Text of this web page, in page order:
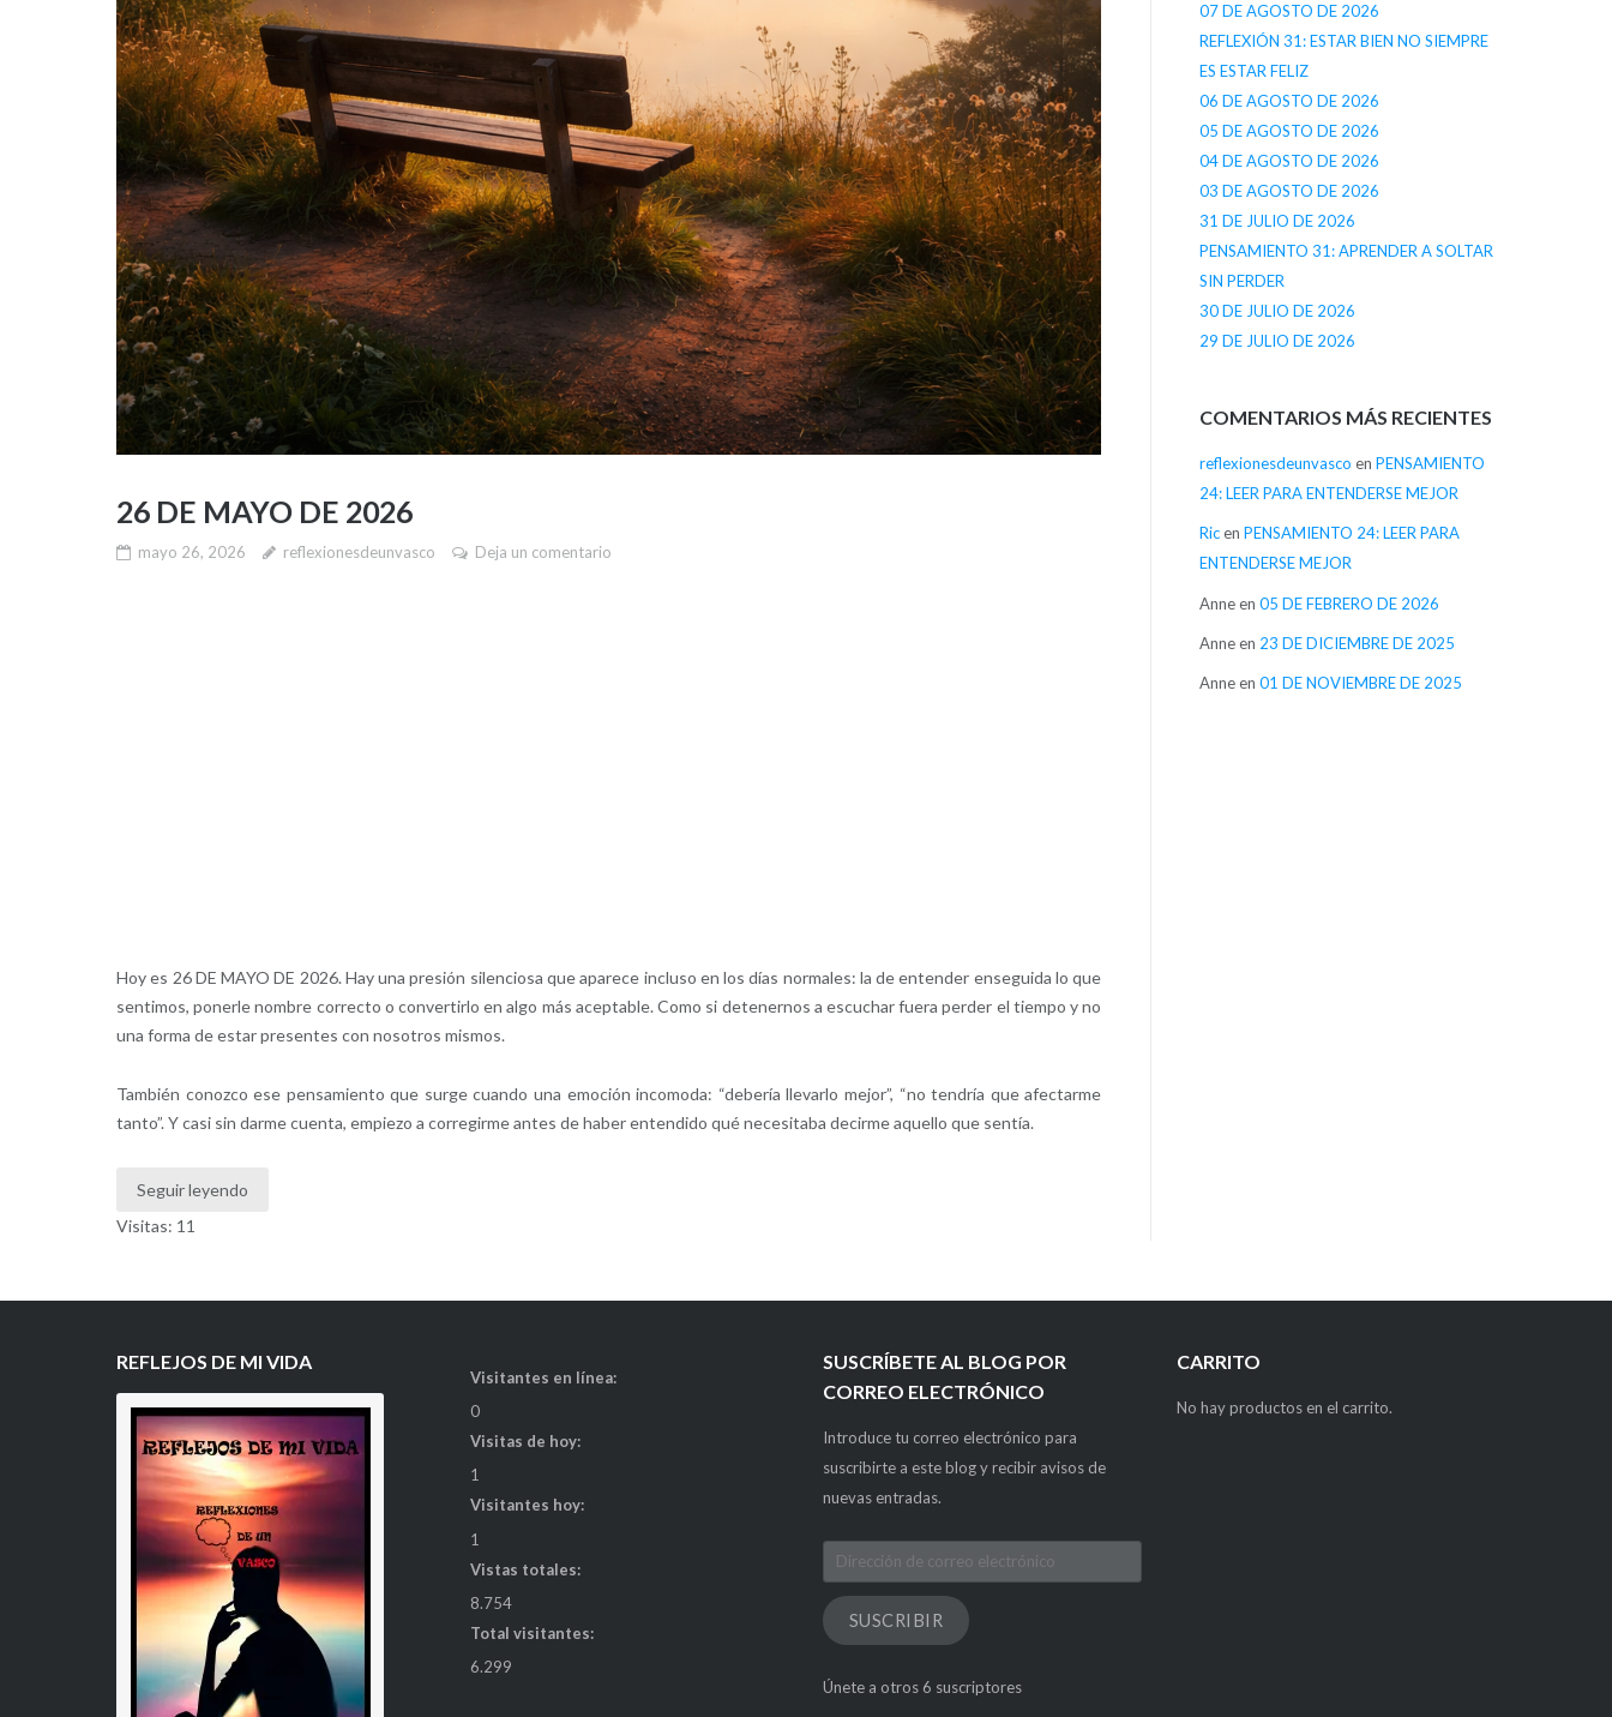
26 DE MAYO DE 2026
mayo 26, 2026 reflexionesdeunvasco Deja un comentario
Hoy es 26 DE MAYO DE 2026. Hay una presión silenciosa que aparece incluso en los días normales: la de entender enseguida lo que
sentimos, ponerle nombre correcto o convertirlo en algo más aceptable. Como si detenernos a escuchar fuera perder el tiempo y no
una forma de estar presentes con nosotros mismos.
También conozco ese pensamiento que surge cuando una emoción incomoda: “debería llevarlo mejor”, “no tendría que afectarme
tanto”. Y casi sin darme cuenta, empiezo a corregirme antes de haber entendido qué necesitaba decirme aquello que sentía.
Seguir leyendo
Visitas: 11
07 DE AGOSTO DE 2026
REFLEXIÓN 31: ESTAR BIEN NO SIEMPRE
ES ESTAR FELIZ
06 DE AGOSTO DE 2026
05 DE AGOSTO DE 2026
04 DE AGOSTO DE 2026
03 DE AGOSTO DE 2026
31 DE JULIO DE 2026
PENSAMIENTO 31: APRENDER A SOLTAR
SIN PERDER
30 DE JULIO DE 2026
29 DE JULIO DE 2026
COMENTARIOS MÁS RECIENTES
reflexionesdeunvasco en PENSAMIENTO
24: LEER PARA ENTENDERSE MEJOR
Ricen PENSAMIENTO 24: LEER PARA
ENTENDERSE MEJOR
Anneen 05 DE FEBRERO DE 2026
Anneen 23 DE DICIEMBRE DE 2025
Anneen 01 DE NOVIEMBRE DE 2025
REFLEJOS DE MI VIDA
Visitantes en línea:
0
Visitas de hoy:
1
Visitantes hoy:
1
Vistas totales:
8.754
Total visitantes:
6.299
SUSCRÍBETE AL BLOG POR
CORREO ELECTRÓNICO
Introduce tu correo electrónico para
suscribirte a este blog y recibir avisos de
nuevas entradas.
Dirección
de
correo
electrónico
SUSCRIBIR
Únete a otros 6 suscriptores
CARRITO
No hay productos en el carrito.